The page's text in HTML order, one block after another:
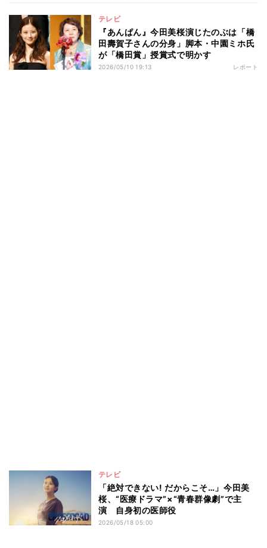
テレビ
『あんぱん』今田美桜演じたのぶは「橋
田壽賀子さんの分身」脚本・中園ミホ氏
が「橋田賞」授賞式で明かす
2026/05/10 19:13 レポート
テレビ
「絶対できない! だからこそ…」今田美
桜、“医療ドラマ”×“青春群像劇”で主
演 自身初の医師役
2026/05/18 05:00